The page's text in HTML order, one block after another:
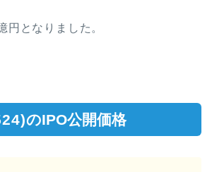
円となりました。
のIPO公開価格